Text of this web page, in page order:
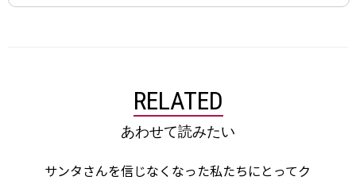
RELATED
あわせて読みたい
サンタさんを信じなくなった私たちにとってク